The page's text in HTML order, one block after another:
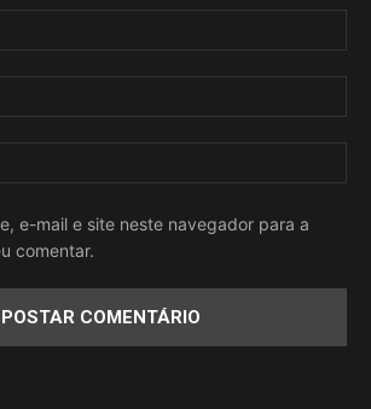
e-mail e site neste navegador para a
comentar.